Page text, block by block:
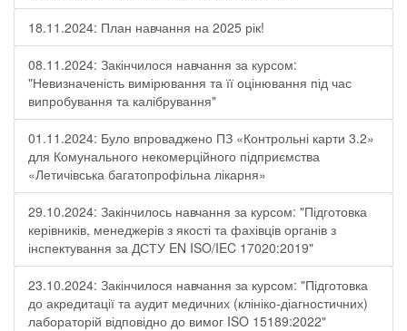
18.11.2024: План навчання на 2025 рік!
08.11.2024: Закінчилося навчання за курсом:
"Невизначеність вимірювання та її оцінювання під час
випробування та калібрування"
01.11.2024: Було впроваджено ПЗ «Контрольні карти 3.2»
для Комунального некомерційного підприємства
«Летичівська багатопрофільна лікарня»
29.10.2024: Закінчилось навчання за курсом: "Підготовка
керівників, менеджерів з якості та фахівців органів з
інспектування за ДСТУ EN ISO/IEC 17020:2019"
23.10.2024: Закінчилося навчання за курсом: "Підготовка
до акредитації та аудит медичних (клініко-діагностичних)
лабораторій відповідно до вимог ISO 15189:2022"